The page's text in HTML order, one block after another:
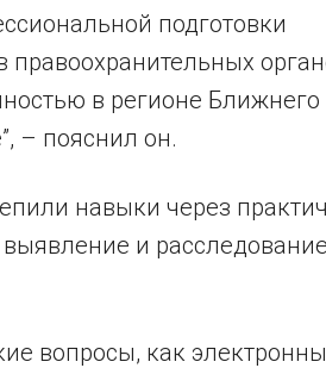
подготовки
в регионе Ближнего
– пояснил он.
навыки через
и
вопросы, как